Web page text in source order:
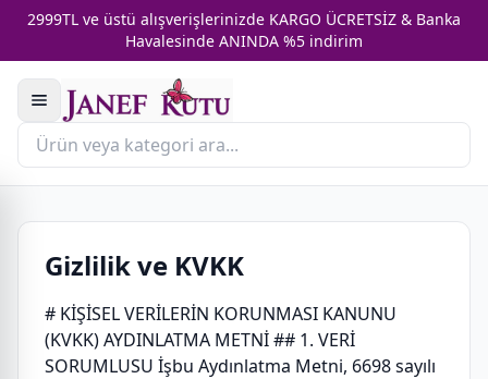
2999TL ve üstü alışverişlerinizde KARGO ÜCRETSİZ & Banka
Havalesinde ANINDA %5 indirim
Gizlilik ve KVKK
# KİŞİSEL VERİLERİN KORUNMASI KANUNU
(KVKK) AYDINLATMA METNİ ## 1. VERİ
SORUMLUSU İşbu Aydınlatma Metni, 6698 sayılı